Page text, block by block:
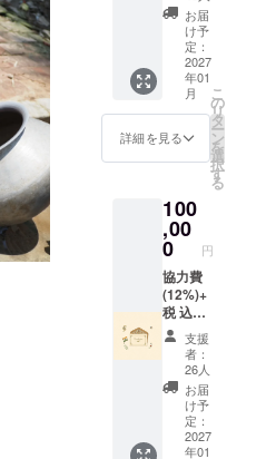
りま
す。
【ブッ
ダガヤ
の子ど
もたち
からの
サン
キュー
レ
を心を
込めて
お届け
しま
す！ (寄
付金受
領証明
書を発
行しま
お届
け予
定：
2027
年01
月
詳細を見る
こ
の
リ
タ
ー
ン
を
選
択
す
る
100
,00
0 円
協力費
(12%)+
税 込み
で
115,697
円とな
りま
す。
【ブッ
ダガヤ
の子ど
支援
者：
26人
お届
け予
定：
2027
年01